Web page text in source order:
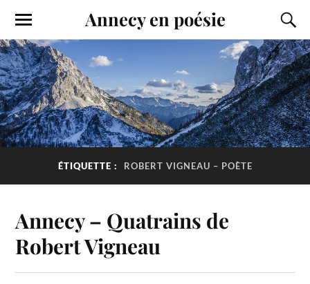
Annecy en poésie
ÉTIQUETTE : ROBERT VIGNEAU – POÈTE
Annecy – Quatrains de
Robert Vigneau